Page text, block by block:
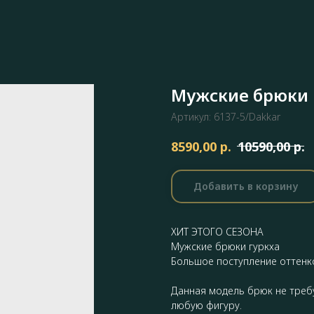
Мужские брюки
Артикул: 6137-5/Dakkar
8590,00 р. 10590,00 р.
Добавить в корзину
ХИТ ЭТОГО СЕЗОНА
Мужские брюки гуркха
Большое поступление
Данная модель брюк не
любую фигуру.